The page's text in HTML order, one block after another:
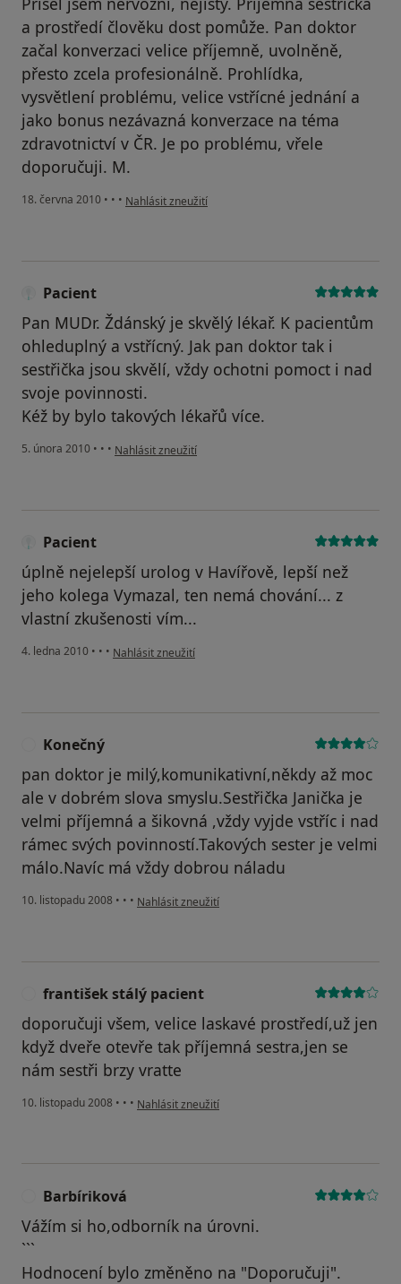
a prostředí člověku dost pomůže. Pan doktor
začal konverzaci velice příjemně, uvolněně,
přesto zcela profesionálně. Prohlídka,
vysvětlení problému, velice vstřícné jednání a
jako bonus nezávazná konverzace na téma
zdravotnictví v ČR. Je po problému, vřele
doporučuji. M.
18. června 2010 • • • podle názoru uživatele Pacient
Nahlásit zneužití
Pacient
Pan MUDr. Ždánský je skvělý lékař. K pacientům
ohleduplný a vstřícný. Jak pan doktor tak i
sestřička jsou skvělí, vždy ochotni pomoct i nad
svoje povinnosti.
Kéž by bylo takových lékařů více.
5. února 2010 • • • podle názoru uživatele Pacient
Nahlásit zneužití
Pacient
úplně nejelepší urolog v Havířově, lepší než
jeho kolega Vymazal, ten nemá chování... z
vlastní zkušenosti vím...
4. ledna 2010 • • • podle názoru uživatele Pacient
Nahlásit zneužití
Konečný
pan doktor je milý,komunikativní,někdy až moc
ale v dobrém slova smyslu.Sestřička Janička je
velmi příjemná a šikovná ,vždy vyjde vstříc i nad
rámec svých povinností.Takových sester je velmi
málo.Navíc má vždy dobrou náladu
10. listopadu 2008 • • • podle názoru uživatele Konečný
Nahlásit zneužití
františek stálý pacient
doporučuji všem, velice laskavé prostředí,už jen
když dveře otevře tak příjemná sestra,jen se
nám sestři brzy vratte
10. listopadu 2008 • • • podle názoru uživatele františek stálý pacient
Nahlásit zneužití
Barbíriková
Vážím si ho,odborník na úrovni.
```
Hodnocení bylo změněno na "Doporučuji".